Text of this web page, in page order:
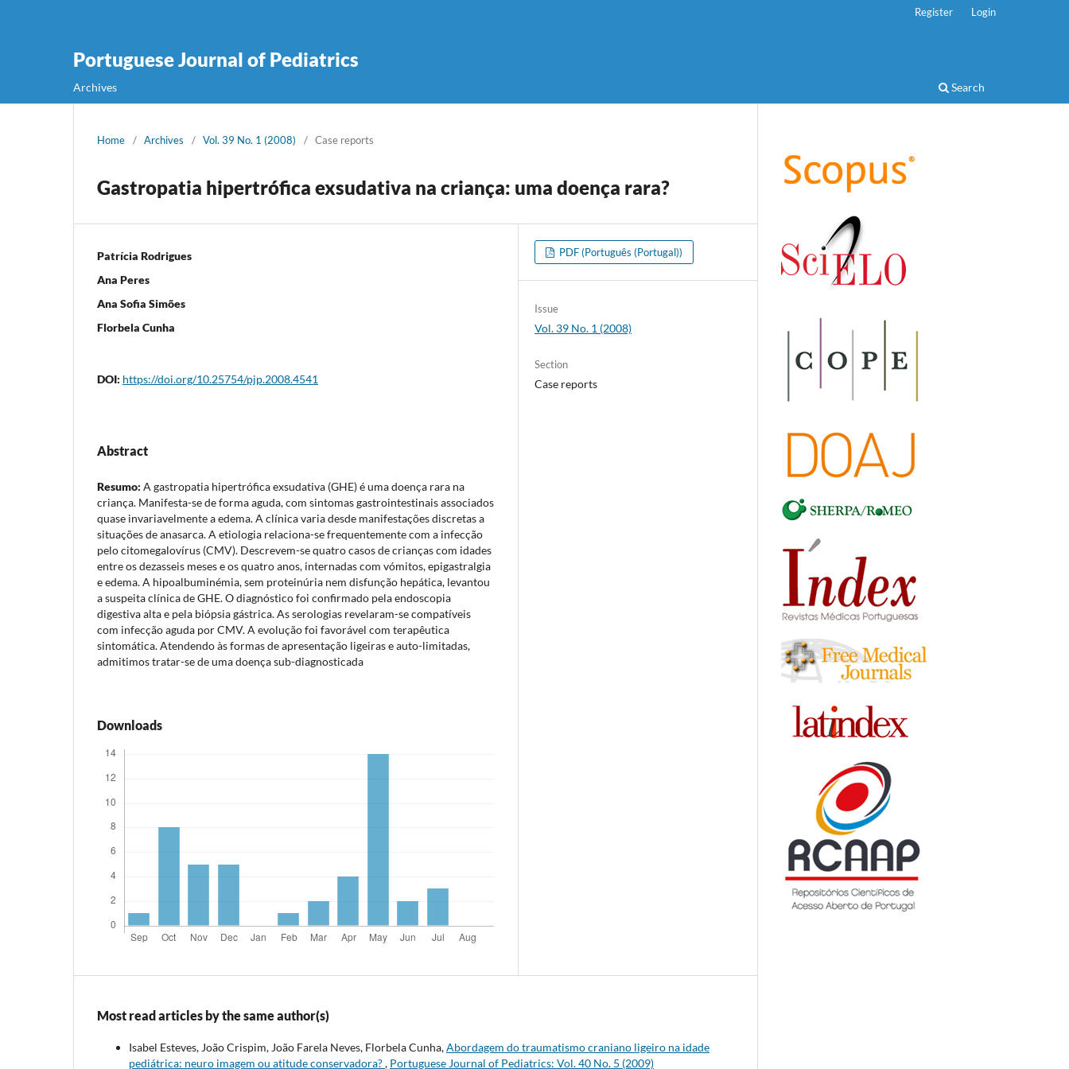
Portuguese Journal of Pediatrics
Archives Search
Register Login
Home / Archives / Vol. 39 No. 1 (2008) / Case reports
Gastropatia hipertrófica exsudativa na criança: uma doença rara?
Patrícia Rodrigues
Ana Peres
Ana Sofia Simões
Florbela Cunha
DOI: https://doi.org/10.25754/pjp.2008.4541
Abstract
Resumo: A gastropatia hipertrófica exsudativa (GHE) é uma doença rara na
criança. Manifesta-se de forma aguda, com sintomas gastrointestinais associados
quase invariavelmente a edema. A clínica varia desde manifestações discretas a
situações de anasarca. A etiologia relaciona-se frequentemente com a infecção
pelo citomegalovírus (CMV). Descrevem-se quatro casos de crianças com idades
entre os dezasseis meses e os quatro anos, internadas com vómitos, epigastralgia
e edema. A hipoalbuminémia, sem proteinúria nem disfunção hepática, levantou
a suspeita clínica de GHE. O diagnóstico foi confirmado pela endoscopia
digestiva alta e pela biópsia gástrica. As serologias revelaram-se compatíveis
com infecção aguda por CMV. A evolução foi favorável com terapêutica
sintomática. Atendendo às formas de apresentação ligeiras e auto-limitadas,
admitimos tratar-se de uma doença sub-diagnosticada
Downloads
PDF (Português (Portugal))
Issue
Vol. 39 No. 1 (2008)
Section
Case reports
Most read articles by the same author(s)
Isabel Esteves, João Crispim, João Farela Neves, Florbela Cunha,Abordagem do traumatismo craniano ligeiro na idade
pediátrica: neuro imagem ou atitude conservadora?, Portuguese Journal of Pediatrics: Vol. 40 No. 5 (2009)